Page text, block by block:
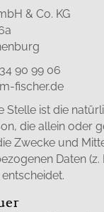
& Co. KG
90 99 06
fischer.de
Stelle ist die
die allein oder
Zwecke und
Daten (z.